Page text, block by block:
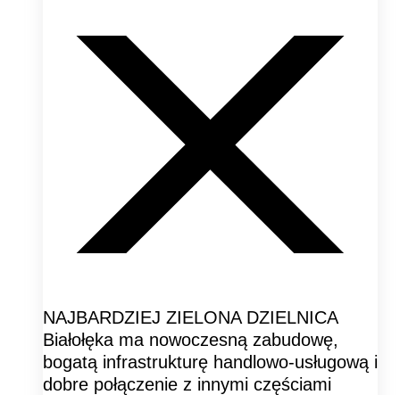
NAJBARDZIEJ ZIELONA DZIELNICA
Białołęka ma nowoczesną zabudowę,
bogatą infrastrukturę handlowo-usługową i
dobre połączenie z innymi częściami